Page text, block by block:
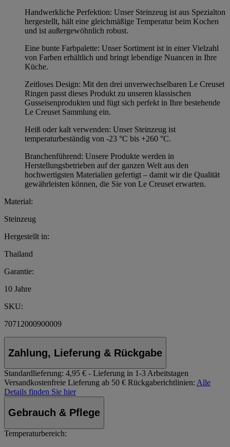
Handwerkliche Perfektion: Unser Steinzeug ist aus Spezialton
hergestellt, hält eine gleichmäßige Temperatur beim Kochen
und ist außergewöhnlich robust.
Eine bunte Farbpalette: Unser Sortiment ist in einer Vielzahl
von Farben erhältlich und bringt lebendige Nuancen in Ihre
Küche.
Zeitloses Design: Mit den drei unverwechselbaren Le Creuset
Ringen passt dieses Produkt zu unseren klassischen
Gusseisenprodukten und fügt sich perfekt in Ihre bestehende
Le Creuset Sammlung ein.
Heiß oder kalt verwenden: Unser Steinzeug ist
temperaturbeständig von -23 °C bis +260 °C.
Branchenführend: Unsere Produkte werden in
Herstellungsbetrieben auf der ganzen Welt aus den
hochwertigsten Materialien gefertigt – damit wir die Qualität
gewährleisten können, die Sie von Le Creuset erwarten.
Material:
Steinzeug
Hergestellt in:
Thailand
Garantie:
10 Jahre
SKU:
70712000900009
Zahlung, Lieferung & Rückgabe
Standardlieferung: 4,95 € - Lieferung in 1-3 Arbeitstagen
Versandkostenfreie Lieferung ab 50 € Rückgaberichtlinien: Alle
Details finden Sie hier
Gebrauch & Pflege
Temperaturbereich: